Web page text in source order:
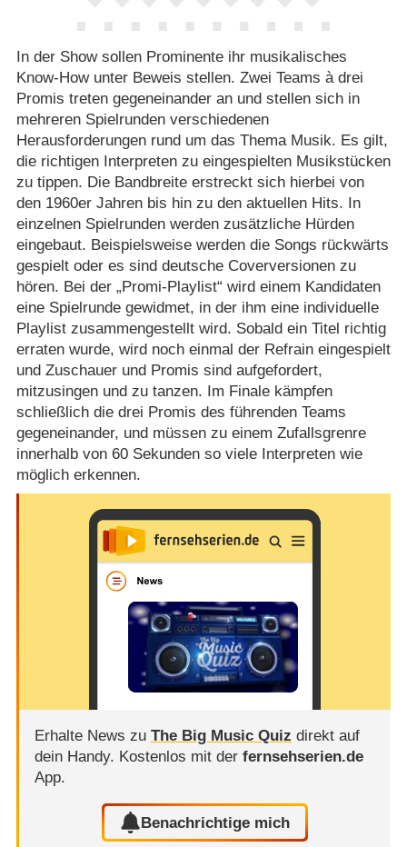
In der Show sollen Prominente ihr musikalisches
Know-How unter Beweis stellen. Zwei Teams à drei
Promis treten gegeneinander an und stellen sich in
mehreren Spielrunden verschiedenen
Herausforderungen rund um das Thema Musik. Es gilt,
die richtigen Interpreten zu eingespielten Musikstücken
zu tippen. Die Bandbreite erstreckt sich hierbei von
den 1960er Jahren bis hin zu den aktuellen Hits. In
einzelnen Spielrunden werden zusätzliche Hürden
eingebaut. Beispielsweise werden die Songs rückwärts
gespielt oder es sind deutsche Coverversionen zu
hören. Bei der „Promi-Playlist“ wird einem Kandidaten
eine Spielrunde gewidmet, in der ihm eine individuelle
Playlist zusammengestellt wird. Sobald ein Titel richtig
erraten wurde, wird noch einmal der Refrain eingespielt
und Zuschauer und Promis sind aufgefordert,
mitzusingen und zu tanzen. Im Finale kämpfen
schließlich die drei Promis des führenden Teams
gegeneinander, und müssen zu einem Zufallsgrenre
innerhalb von 60 Sekunden so viele Interpreten wie
möglich erkennen.
Erhalte News zu The Big Music Quiz direkt auf
dein Handy. Kostenlos mit der fernsehserien.de
App.
Benachrichtige mich